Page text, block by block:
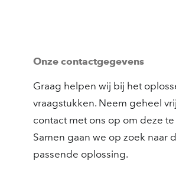
Onze contactgegevens
Graag helpen wij bij het
vraagstukken. Neem geheel
contact met ons op om deze
Samen gaan we op zoek naar
passende oplossing.